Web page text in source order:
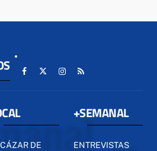
DE
+SEMANAL
ENTREVISTAS